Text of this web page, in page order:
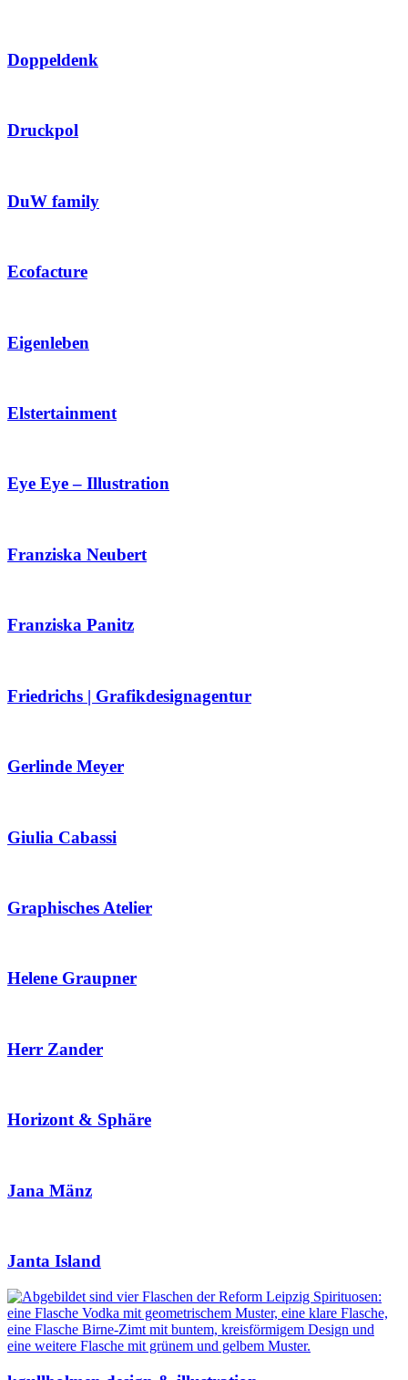
Doppeldenk
Druckpol
DuW family
Ecofacture
Eigenleben
Elstertainment
Eye Eye – Illustration
Franziska Neubert
Franziska Panitz
Friedrichs | Grafikdesignagentur
Gerlinde Meyer
Giulia Cabassi
Graphisches Atelier
Helene Graupner
Herr Zander
Horizont & Sphäre
Jana Mänz
Janta Island